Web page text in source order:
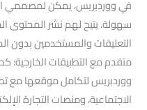
في ووردبريس، يمكن لمصممي
سهولة. يتيح لهم نشر المحتوى
التعليقات والمستخدمين بدون
متقدم مع التطبيقات
ووردبريس لتكامل موقعها مع
الاجتماعية، ومنصات التجارة